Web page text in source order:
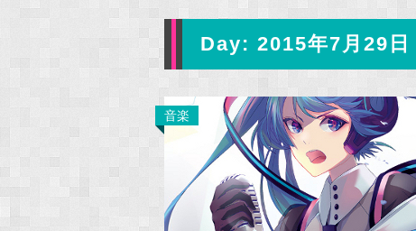
Day: 2015年7月29
音楽